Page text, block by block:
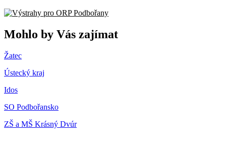
Mohlo by Vás zajímat
Žatec
Ústecký kraj
Idos
SO Podbořansko
ZŠ a MŠ Krásný Dvúr